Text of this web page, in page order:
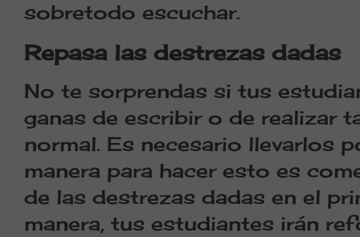
sobretodo escuchar.
Repasa las destrezas dadas
No te sorprendas si tus
ganas de escribir o de realizar
normal. Es necesario llevarlos
manera para hacer esto es
de las destrezas dadas en el
manera, tus estudiantes irán